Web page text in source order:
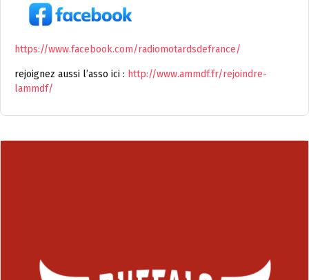
https://www.facebook.com/radiomotardsdefrance/
rejoignez aussi l’asso ici : http://www.ammdf.fr/rejoindre-
lammdf/